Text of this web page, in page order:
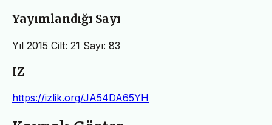
Yayımlandığı Sayı
Yıl 2015 Cilt: 21 Sayı: 83
IZ
https://izlik.org/JA54DA65YH